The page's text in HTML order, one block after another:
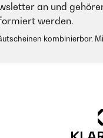
an und
werden.
kombinierbar.